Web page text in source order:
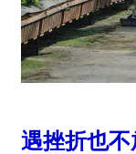
遇挫折也